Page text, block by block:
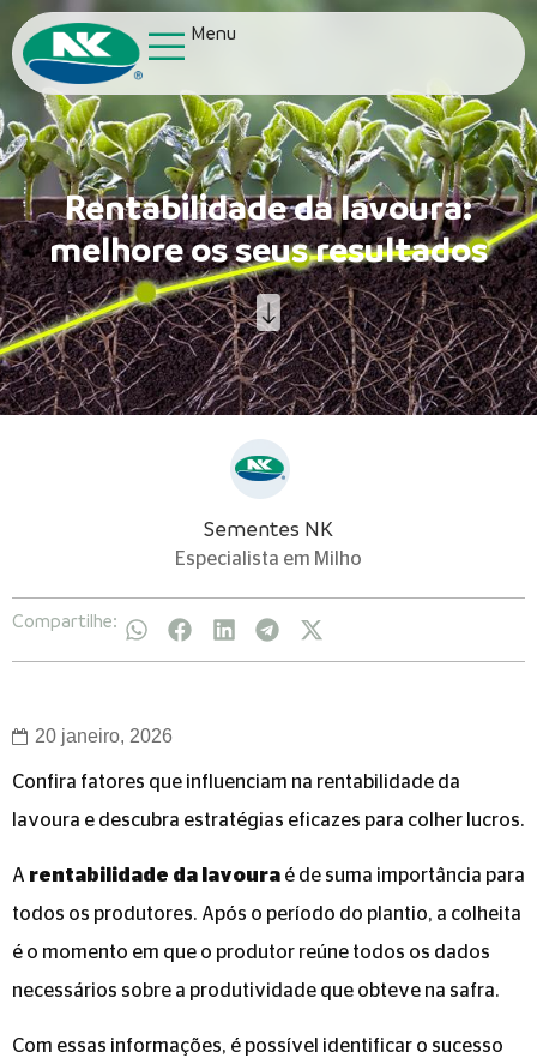
Menu
Rentabilidade da lavoura:
melhore os seus resultados
Sementes NK
Especialista em Milho
Compartilhe:
20 janeiro, 2026
Confira fatores que influenciam na rentabilidade da
lavoura e descubra estratégias eficazes para colher lucros.
A rentabilidade da lavoura é de suma importância para
todos os produtores. Após o período do plantio, a colheita
é o momento em que o produtor reúne todos os dados
necessários sobre a produtividade que obteve na safra.
Com essas informações, é possível identificar o sucesso